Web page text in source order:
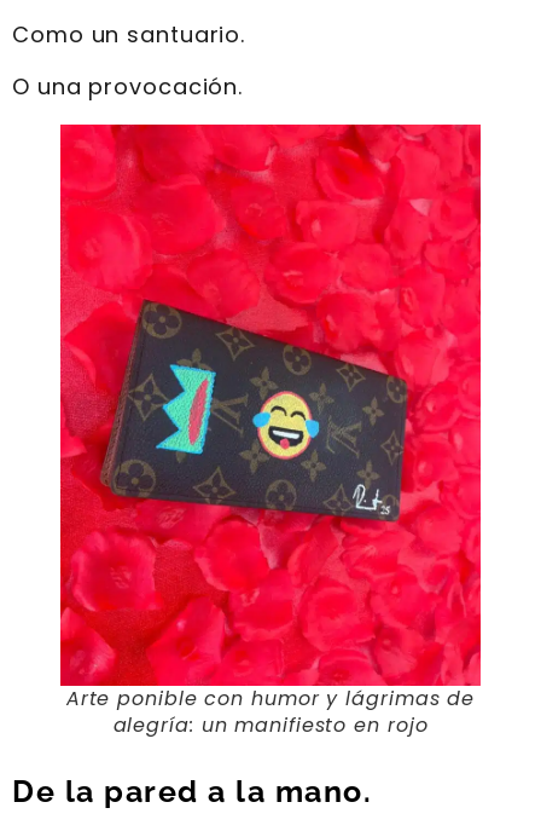
Como un santuario.
O una provocación.
Arte ponible con humor y lágrimas de
alegría: un manifiesto en rojo
De la pared a la mano.